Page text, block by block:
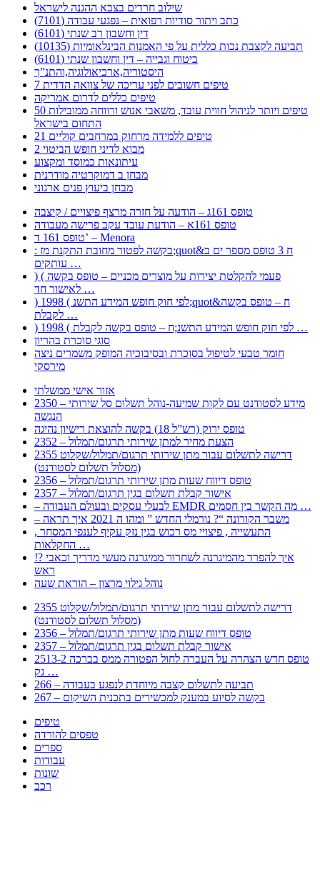
שילוב חרדים בצבא ההגנה לישראל
כתב ויתור סודיות רפואית – נפגעי עבודה (7101)
דין וחשבון רב שנתי (6101)
תביעה לקצבת נכות כללית על פי האמנות הבינלאומיות (10135)
ביטוח וגבייה – דין וחשבון שנתי (6101)
היסטוריה,ארכיאולוגיה,והתנ”ך
7 טיפים חשובים לפני עריכה של צוואה הדדית
טיפים כללים לדרום אמריקה
50 טיפים ויותר לניהול חווית עובד, משאבי אנוש ורווחה ממובילות
התחום בישראל
21 טיפים ללמידה מרחוק במרחבים קוליים
מבוא לדיני חופש הביטוי 2
עיתונאות כמוסד ומקצוע
מבחן ב דמוקרטיה מודרנית
מבחן ביעוץ פנים ארגוני
טופס 161ג – הודעה על חזרה מרצף פיצויים / קיצבה
טופס 161א – הודעת עובד עקב פרישה מעבודה
טופס 161 ד’ – Menora
: בקשה לפטור מחובת התקנת מז;quot&ח 3 טופס מספר ים ב
עותקים …
) ( פעמי להקלטת יצירות על מוצרים מכניים – טופס בקשה
לאישור חד …
) 1998 ( לפי חוק חופש המידע התשנ;quot&ח – טופס בקשה
לקבלת …
) 1998 ( לפי חוק חופש המידע התשנ;ח – טופס בקשה לקבלת …
סוגי סוכרת בהריון
חומר טבעי לטיפול בסוכרת ובסיבוכיה המופק משמרים ניצה
מירסקי
אזור אישי ממשלתי
2350 – מידע לסטודנט עם לקות שמיעה-נוהל תשלום סל שירותי
הנגשה
טופס ירוק (רש”ל 18) בקשה להוצאת רישיון נהיגה
2352 – הצעת מחיר למתן שירותי תרגום/תמלול
2355 דרישה לתשלום עבור מתן שירותי תרגום/תמלול/שקלוט
(מסלול תשלום לסטודנט)
2356 – טופס דיווח שעות מתן שירותי תרגום/תמלול
2357 – אישור קבלת תשלום בגין תרגום/תמלול
– לבעלי עסקים ובעולם העבודה EMDR מה הקשר בין חסמים …
– משבר הקורונה “? נורמלי החדש ” ומהו ה 2021 איך תראה
, התעשייה , פיצויי מס רכוש בגין נזק עקיף לענפי המסחר
החקלאות …
!? איך להפרד מהמיגרנה לשחרור ממיגרנה מעשי מדריך וכאבי
ראש
נוהל גילוי מרצון – הוראת שעה
2355 דרישה לתשלום עבור מתן שירותי תרגום/תמלול/שקלוט
(מסלול תשלום לסטודנט)
2356 – טופס דיווח שעות מתן שירותי תרגום/תמלול
2357 – אישור קבלת תשלום בגין תרגום/תמלול
2513-2 טופס חדש הצהרה על העברה לחול הפטורה ממס בברכה
גק …
266 – תביעה לתשלום קצבה מיוחדת לנפגע בעבודה
267 – בקשה לסיוע במענק למכשירים בתכנית השיקום
טיפים
טפסים להורדה
ספרים
עבודות
שונות
רכב